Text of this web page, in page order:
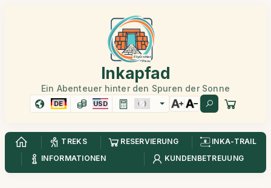
Inkapfad
Ein Abenteuer hinter den Spuren der Sonne
DE USD
TREKS RESERVIERUNG
INKA-TRAIL
INFORMATIONEN
KUNDENBETREUUNG